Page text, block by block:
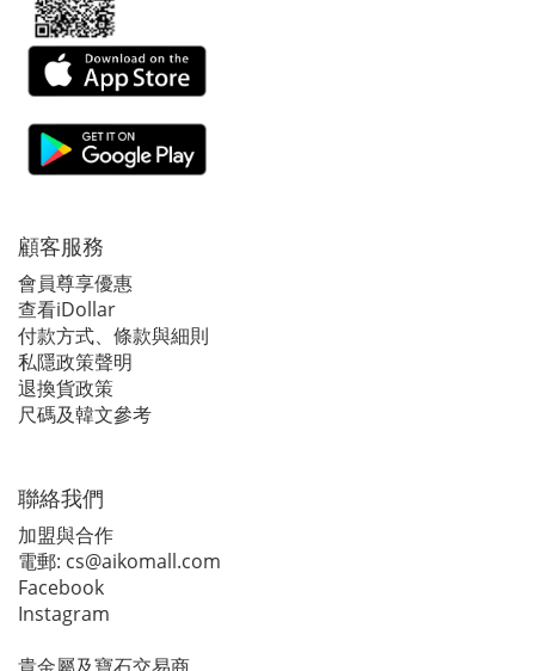
顧客服務
會員尊享優惠
查看iDollar
付款方式、條款與細則
私隱政策聲明
退換貨政策
尺碼及韓文參考
聯絡我們
加盟與合作
電郵: cs@aikomall.com
Facebook
Instagram